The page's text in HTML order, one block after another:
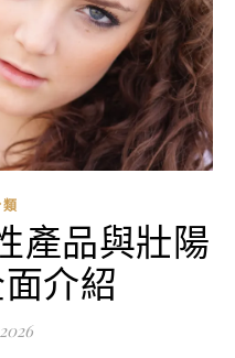
產品與壯陽
介紹